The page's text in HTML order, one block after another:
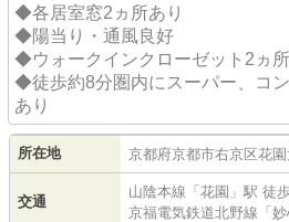
◆各居室窓2ヵ所あり
◆陽当り・通風良好
◆ウォークインクローゼット2ヵ所
◆徒歩約8分圏内にスーパー、コ
あり
所在地 京都府京都市右京区花
交通
山陰本線 「 花園 」駅 徒
京福電気鉄道北野線 「